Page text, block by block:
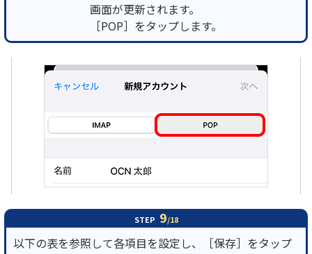
画面が更新されます。
［POP］をタップします。
STEP 9/18
以下の表を参照して各項目を設定し、［保存］をタップ